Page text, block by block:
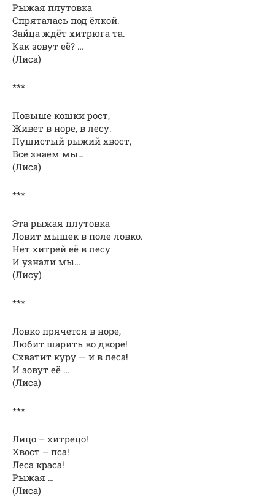
Рыжая плутовка
Спряталась под ёлкой.
Зайца ждёт хитрюга та.
Как зовут её? …
(Лиса)
***
Повыше кошки рост,
Живет в норе, в лесу.
Пушистый рыжий хвост,
Все знаем мы…
(Лиса)
***
Эта рыжая плутовка
Ловит мышек в поле ловко.
Нет хитрей её в лесу
И узнали мы…
(Лису)
***
Ловко прячется в норе,
Любит шарить во дворе!
Схватит куру — и в леса!
И зовут её …
(Лиса)
***
Лицо – хитрецо!
Хвост – пса!
Леса краса!
Рыжая …
(Лиса)